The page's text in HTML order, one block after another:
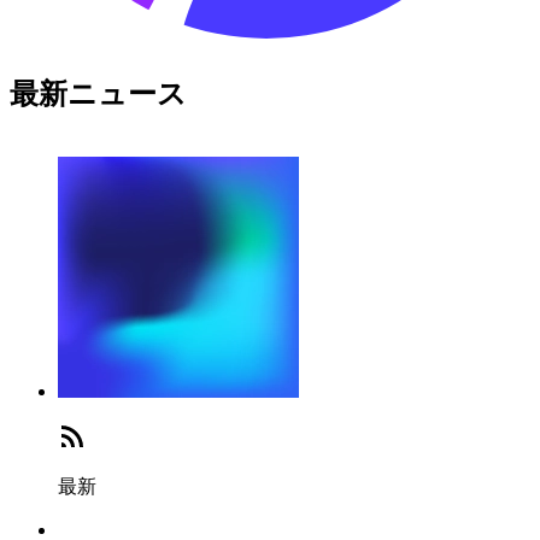
最新ニュース
最新